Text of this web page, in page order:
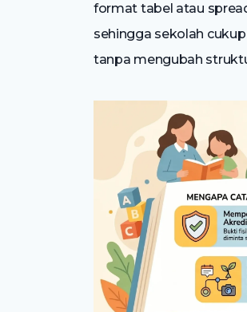
format tabel atau
sehingga sekolah
tanpa mengubah